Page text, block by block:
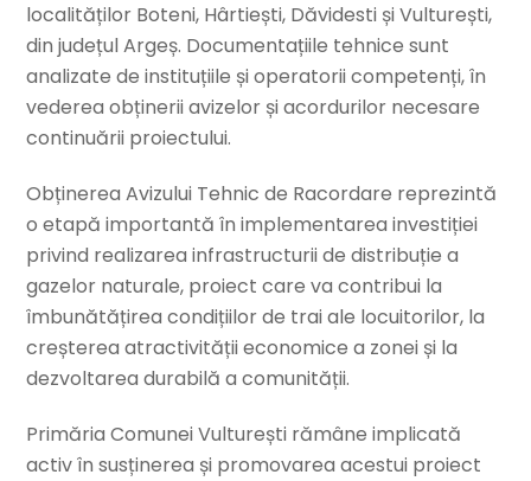
localităților Boteni, Hârtiești, Dăvidesti și Vulturești,
din județul Argeș. Documentațiile tehnice sunt
analizate de instituțiile și operatorii competenți, în
vederea obținerii avizelor și acordurilor necesare
continuării proiectului.
Obținerea Avizului Tehnic de Racordare reprezintă
o etapă importantă în implementarea investiției
privind realizarea infrastructurii de distribuție a
gazelor naturale, proiect care va contribui la
îmbunătățirea condițiilor de trai ale locuitorilor, la
creșterea atractivității economice a zonei și la
dezvoltarea durabilă a comunității.
Primăria Comunei Vulturești rămâne implicată
activ în susținerea și promovarea acestui proiect